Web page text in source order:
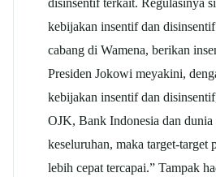
kebijakan insentif dan
cabang di Wamena, berikan
Presiden Jokowi meyakini,
kebijakan insentif dan
OJK, Bank Indonesia dan dunia
keseluruhan, maka target-target
lebih cepat tercapai.” Tampak